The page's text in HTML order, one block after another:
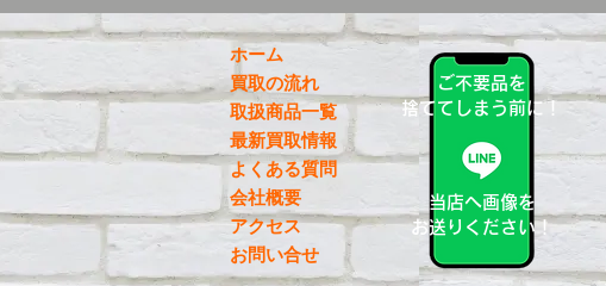
ホーム
買取の流れ
取扱商品一覧
最新買取情報
よくある質問
会社概要
アクセス
お問い合せ
ご不要品を
捨ててしまう前に！
当店へ画像を
お送りください！